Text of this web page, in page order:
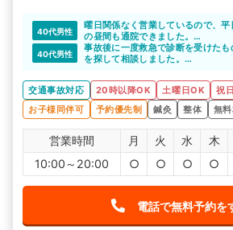
40代男性
曜日関係なく営業しているので、
の昼間も通院できました。
自分のスケジュールに合わせて、
ので便利でした。
40代男性
事故後に一度救急で診断を受けた
を探して相談しました。
方々も皆さん親切な対応でした。
ころも自分の都合で通えるので非
交通事故対応 20時以降OK 土曜日OK 祝
お子様同伴可
予約優先制 鍼灸 整体 無
営業時間 月 火 水 木
10:00～20:00
○ ○ ○ ○
電話で無料予約を